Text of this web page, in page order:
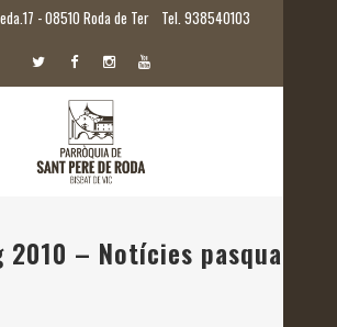
- 08510 Roda de Ter Tel. 938540103
– Notícies pasquals